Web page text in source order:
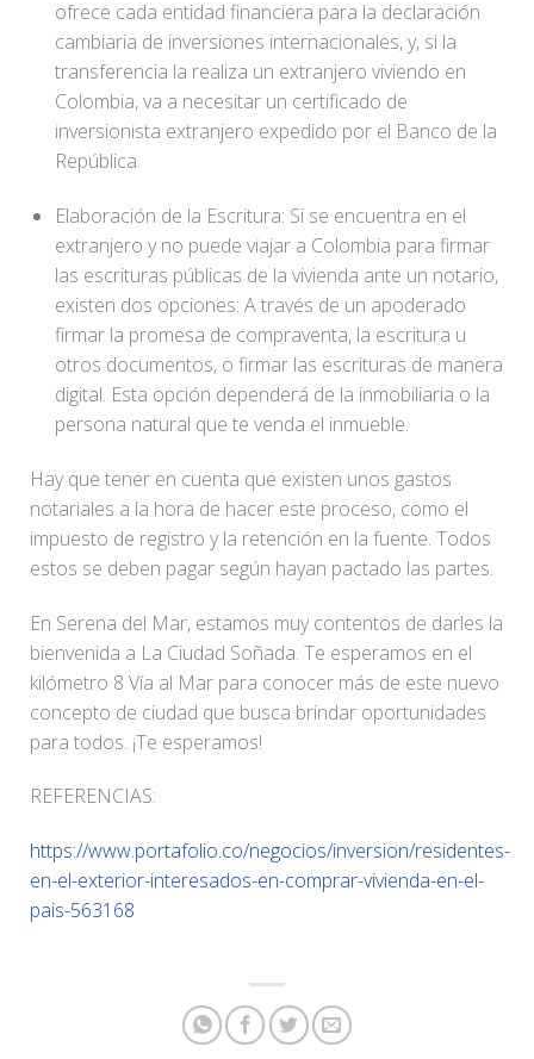
ofrece cada entidad financiera para la declaración
cambiaria de inversiones internacionales, y, si la
transferencia la realiza un extranjero viviendo en
Colombia, va a necesitar un certificado de
inversionista extranjero expedido por el Banco de la
República.
Elaboración de la Escritura: Si se encuentra en el
extranjero y no puede viajar a Colombia para firmar
las escrituras públicas de la vivienda ante un notario,
existen dos opciones: A través de un apoderado
firmar la promesa de compraventa, la escritura u
otros documentos, o firmar las escrituras de manera
digital. Esta opción dependerá de la inmobiliaria o la
persona natural que te venda el inmueble.
Hay que tener en cuenta que existen unos gastos
notariales a la hora de hacer este proceso, como el
impuesto de registro y la retención en la fuente. Todos
estos se deben pagar según hayan pactado las partes.
En Serena del Mar, estamos muy contentos de darles la
bienvenida a La Ciudad Soñada. Te esperamos en el
kilómetro 8 Vía al Mar para conocer más de este nuevo
concepto de ciudad que busca brindar oportunidades
para todos. ¡Te esperamos!
REFERENCIAS:
https://www.portafolio.co/negocios/inversion/residentes-
en-el-exterior-interesados-en-comprar-vivienda-en-el-
pais-563168